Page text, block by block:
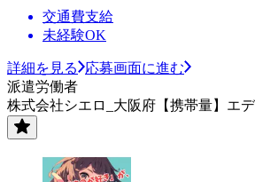
交通費支給
未経験OK
詳細を見る
応募画面に進む
派遣労働者
株式会社シエロ_大阪府【携帯量】エ